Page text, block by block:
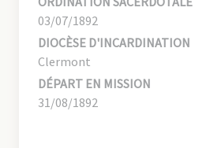
03/07/1892
DIOCÈSE D'INCARDINATION
Clermont
DÉPART EN MISSION
31/08/1892